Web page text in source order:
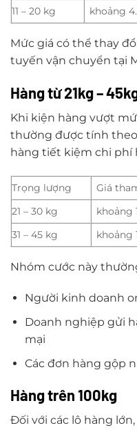
11 – 20 kg
khoảng
Mức giá có thể thay
tuyến vận chuyển tại
Hàng từ 21kg –
Khi kiện hàng vượt
thường được tính
hàng tiết kiệm chi phí
Trọng lượng
Giá
21 – 30 kg
khoảng
31 – 45 kg
khoảng
Nhóm cước này
Người kinh doanh
Doanh nghiệp gửi
mại
Các đơn hàng gộp
Hàng trên 100kg
Đối với các lô hàng